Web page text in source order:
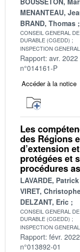
MENANTEAU,
BRAND, Thomas
CONSEIL GENERAL
DURABLE (CGEDD)
INSPECTION
Rapport: avr. 2022
n°014161-P
Accéder à la notice
Les
des Régions
d’extension
protégées et
procédures
LAVARDE, Patrick
VIRET,
DELZANT, Eric
CONSEIL GENERAL
DURABLE (CGEDD)
INSPECTION
Rapport: févr. 2022
n°013892-01